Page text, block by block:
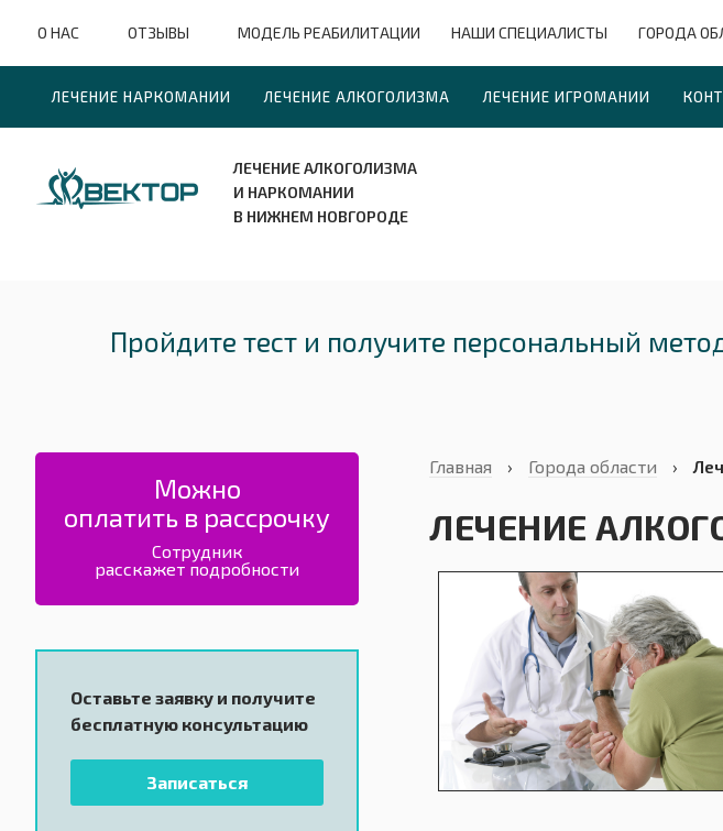
О НАС ОТЗЫВЫ МОДЕЛЬ РЕАБИЛИТАЦИИ НАШИ СПЕЦИАЛИСТЫ ГОРОДА
ЛЕЧЕНИЕ НАРКОМАНИИ ЛЕЧЕНИЕ АЛКОГОЛИЗМА ЛЕЧЕНИЕ ИГРОМАНИИ
ЛЕЧЕНИЕ АЛКОГОЛИЗМА
И НАРКОМАНИИ
В НИЖНЕМ НОВГОРОДЕ
Пройдите тест и получите персональный
Главная › Города области ›
ЛЕЧЕНИЕ
Можно
оплатить в рассрочку
Сотрудник
расскажет подробности
Оставьте заявку и получите
бесплатную консультацию
Записаться